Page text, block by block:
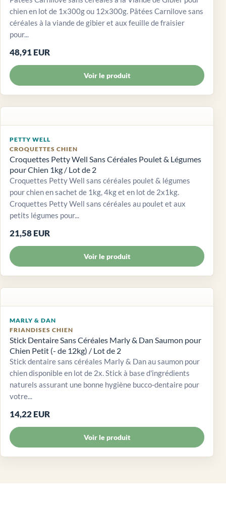
chien en lot de 1x300g ou 12x300g. Pâtées Carnilove sans
céréales à la viande de gibier et aux feuille de fraisier
pour...
48,91 EUR
Voir le produit
PETTY WELL
CROQUETTES CHIEN
Croquettes Petty Well Sans Céréales Poulet & Légumes
pour Chien 1kg / Lot de 2
Croquettes Petty Well sans céréales poulet & légumes
pour chien en sachet de 1kg, 4kg et en lot de 2x1kg.
Croquettes Petty Well sans céréales au poulet et aux
petits légumes pour...
21,58 EUR
Voir le produit
MARLY & DAN
FRIANDISES CHIEN
Stick Dentaire Sans Céréales Marly & Dan Saumon pour
Chien Petit (- de 12kg) / Lot de 2
Stick dentaire sans céréales Marly & Dan au saumon pour
chien disponible en lot de 2x. Stick à base d'ingrédients
naturels assurant une bonne hygiène bucco-dentaire pour
votre...
14,22 EUR
Voir le produit